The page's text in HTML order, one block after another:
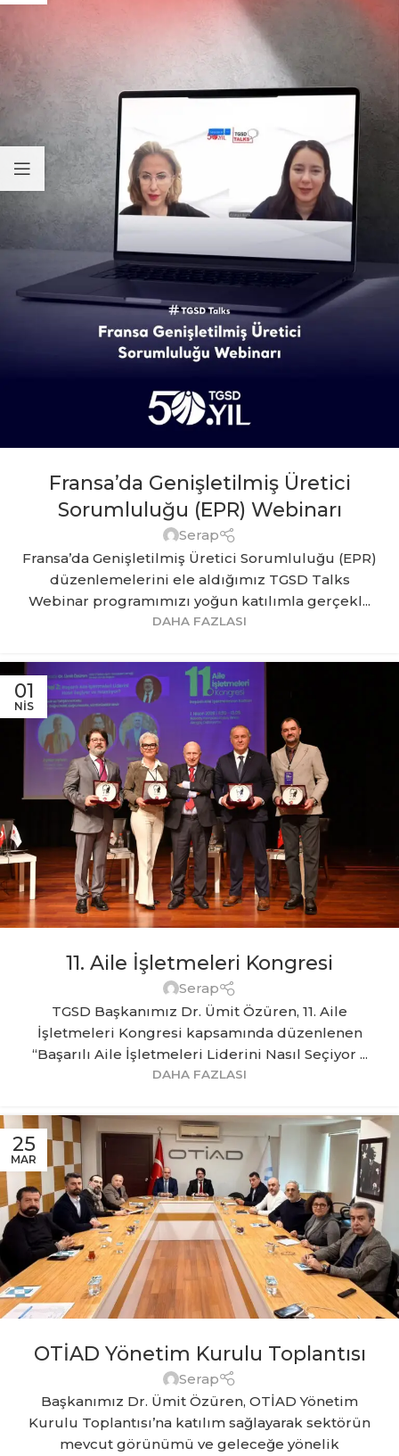
Fransa’da Genişletilmiş Üretici
Sorumluluğu (EPR) Webinarı
Serap
Fransa’da Genişletilmiş Üretici Sorumluluğu (EPR)
düzenlemelerini ele aldığımız TGSD Talks
Webinar programımızı yoğun katılımla gerçekl...
DAHA FAZLASI
01
NIS
11. Aile İşletmeleri Kongresi
Serap
TGSD Başkanımız Dr. Ümit Özüren, 11. Aile
İşletmeleri Kongresi kapsamında düzenlenen
“Başarılı Aile İşletmeleri Liderini Nasıl Seçiyor ...
DAHA FAZLASI
25
MAR
OTİAD Yönetim Kurulu Toplantısı
Serap
Başkanımız Dr. Ümit Özüren, OTİAD Yönetim
Kurulu Toplantısı’na katılım sağlayarak sektörün
mevcut görünümü ve geleceğe yönelik